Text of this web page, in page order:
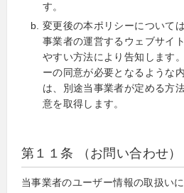
す。
変更後の本ポリシーについて
事業者の運営するウェブサイ
やすい方法により告知します
ーの同意が必要となるような
は、別途当事業者が定める方
意を取得します。
第１１条 （お問い合わせ）
当事業者のユーザー情報の取扱い